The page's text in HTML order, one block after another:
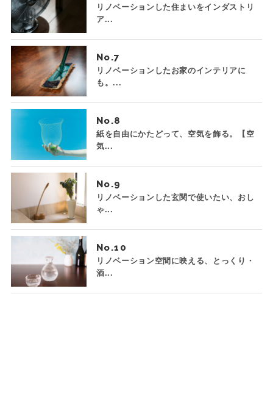
リノベーションした住まいをインダストリ
ア...
No.
リノベーションしたお家のインテリアに
も。...
No.
紙を自由にかたどって、空気を飾る。【空
気...
No.
リノベーションした玄関で使いたい、おし
ゃ...
No.
リノベーション空間に映える、とっくり・
酒...